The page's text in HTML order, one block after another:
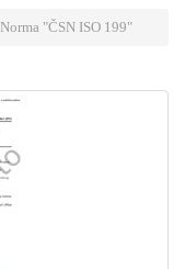
Norma "ČSN ISO 199"